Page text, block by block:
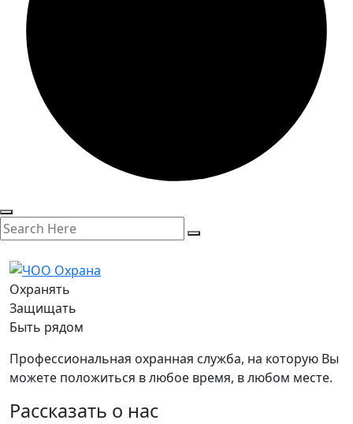
Охранять
Защищать
Быть рядом
Профессиональная охранная служба, на которую Вы
можете положиться в любое время, в любом месте.
Рассказать о нас